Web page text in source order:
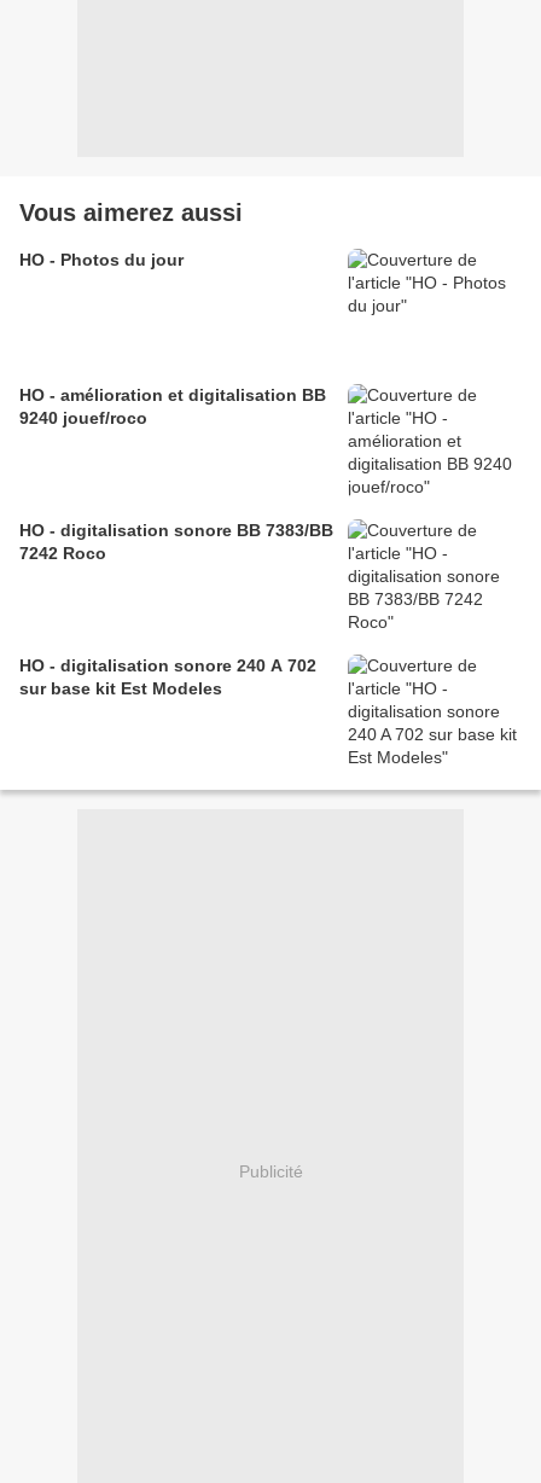
Vous aimerez aussi
HO - Photos du jour
HO - amélioration et digitalisation BB
9240 jouef/roco
HO - digitalisation sonore BB 7383/BB
7242 Roco
HO - digitalisation sonore 240 A 702
sur base kit Est Modeles
Publicité